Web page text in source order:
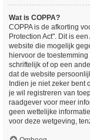
Wat is COPPA?
COPPA is de afkorting
Protection Act". Dit is
website die mogelijk
hiervoor de
schriftelijk of op een
dat de website
Indien je niet zeker bent
je wil registreren van
raadgever voor meer
geen wettelijke
voor deze wetgeving,